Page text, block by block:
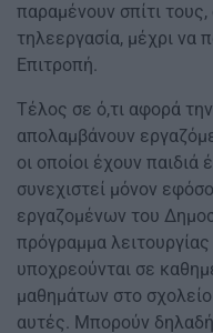
παραμένουν σπίτι
τηλεεργασία, μέχρι να
Επιτροπή.
Τέλος σε ό,τι αφορά
απολαμβάνουν
οι οποίοι έχουν
συνεχιστεί μόνον
εργαζομένων του
πρόγραμμα
υποχρεούνται σε
μαθημάτων στο
αυτές. Μπορούν